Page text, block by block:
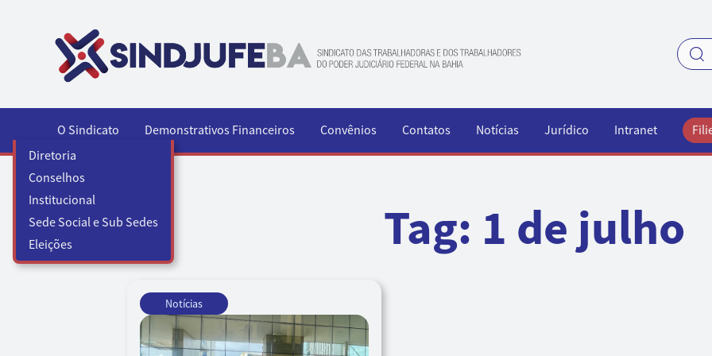
O Sindicato
Diretoria
Conselhos
Institucional
Sede Social e Sub Sedes
Eleições
Demonstrativos Financeiros Convênios Contatos Notícias Jurídico Intranet
Tag: 1 de julho
Notícias